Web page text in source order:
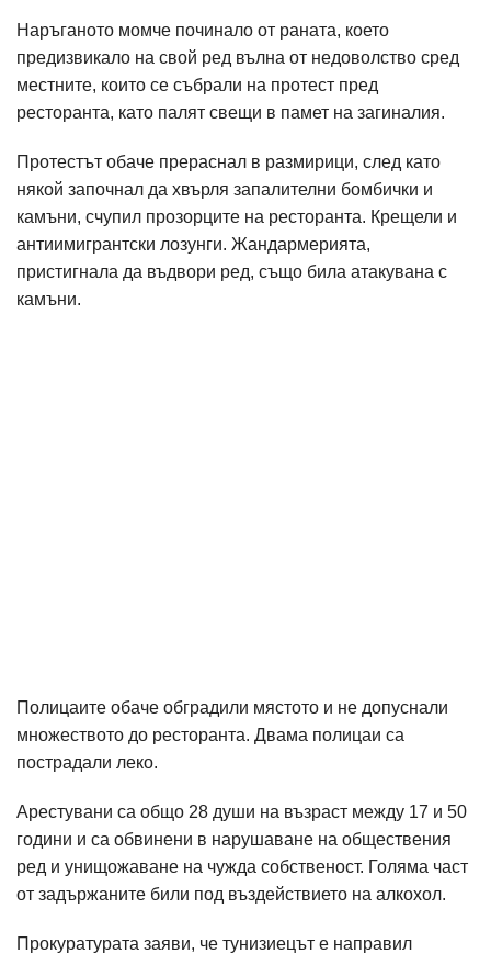
Наръганото момче починало от раната, което
предизвикало на свой ред вълна от недоволство сред
местните, които се събрали на протест пред
ресторанта, като палят свещи в памет на загиналия.
Протестът обаче прераснал в размирици, след като
някой започнал да хвърля запалителни бомбички и
камъни, счупил прозорците на ресторанта. Крещели и
антиимигрантски лозунги. Жандармерията,
пристигнала да въдвори ред, също била атакувана с
камъни.
Полицаите обаче обградили мястото и не допуснали
множеството до ресторанта. Двама полицаи са
пострадали леко.
Арестувани са общо 28 души на възраст между 17 и 50
години и са обвинени в нарушаване на обществения
ред и унищожаване на чужда собственост. Голяма част
от задържаните били под въздействието на алкохол.
Прокуратурата заяви, че тунизиецът е направил